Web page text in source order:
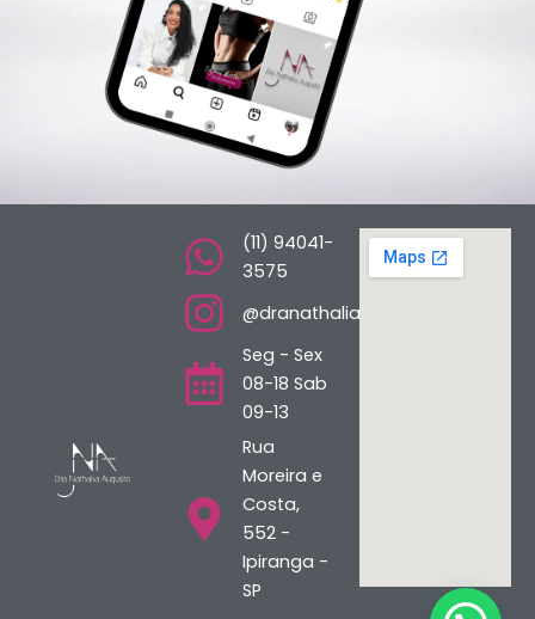
(11) 94041-
3575
@dranathaliaaugusto
Seg - Sex
08-18 Sab
09-13
Rua
Moreira e
Costa,
552 -
Ipiranga -
SP